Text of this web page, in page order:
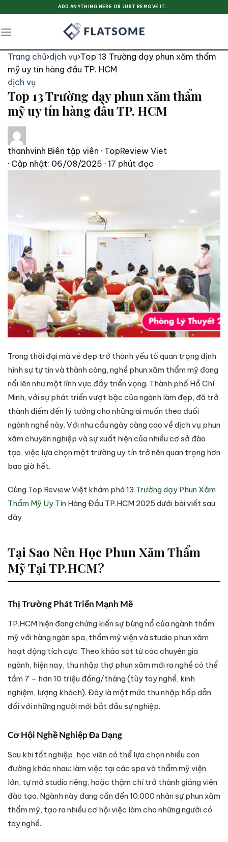
content
ADD ANYTHING HERE OR JUST REMOVE IT...
Trang chủ›dịch vụ›Top 13 Trường dạy phun xăm thẩm
mỹ uy tín hàng đầu TP. HCM
dịch vụ
Top 13 Trường dạy phun xăm thẩm
mỹ uy tín hàng đầu TP. HCM
thanhvinh Biên tập viên · TopReview Viet
· Cập nhật: 06/08/2025 · 17 phút đọc
Trong thời đại mà vẻ đẹp trở thành yếu tố quan trọng định
hình sự tự tin và thành công, nghề phun xăm thẩm mỹ đang
nổi lên như một lĩnh vực đầy triển vọng. Thành phố Hồ Chí
Minh, với sự phát triển vượt bậc của ngành làm đẹp, đã trở
thành điểm đến lý tưởng cho những ai muốn theo đuổi
ngành nghề này. Với nhu cầu ngày càng cao về dịch vụ phun
xăm chuyên nghiệp và sự xuất hiện của nhiều cơ sở đào
tạo, việc lựa chọn một trường uy tín trở nên quan trọng hơn
bao giờ hết.
Cùng Top Review Việt khám phá 13 Trường dạy Phun Xăm
Thẩm Mỹ Uy Tín Hàng Đầu TP.HCM 2025 dưới bài viết sau
đây
Tại Sao Nên Học Phun Xăm Thẩm
Mỹ Tại TP.HCM?
Thị Trường Phát Triển Mạnh Mẽ
TP.HCM hiện đang chứng kiến sự bùng nổ của ngành thẩm
mỹ với hàng ngàn spa, thẩm mỹ viện và studio phun xăm
hoạt động tích cực. Theo khảo sát từ các chuyên gia
ngành, hiện nay, thu nhập thợ phun xăm mới ra nghề có thể
tầm 7 – hơn 10 triệu đồng/tháng (tùy tay nghề, kinh
nghiệm, lượng khách). Đây là một mức thu nhập hấp dẫn
đối với những người mới bắt đầu sự nghiệp.
Cơ Hội Nghề Nghiệp Đa Dạng
Sau khi tốt nghiệp, học viên có thể lựa chọn nhiều con
đường khác nhau: làm việc tại các spa và thẩm mỹ viện
lớn, tự mở studio riêng, hoặc thậm chí trở thành giảng viên
đào tạo. Ngành này đang cần đến 10.000 nhân sự phun xăm
thẩm mỹ, tạo ra nhiều cơ hội việc làm cho những người có
tay nghề.